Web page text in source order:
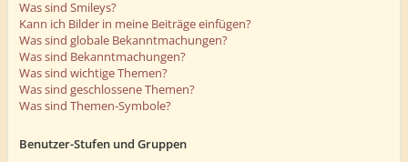
Was sind Smileys?
Kann ich Bilder in meine Beiträge einfügen?
Was sind globale Bekanntmachungen?
Was sind Bekanntmachungen?
Was sind wichtige Themen?
Was sind geschlossene Themen?
Was sind Themen-Symbole?
Benutzer-Stufen und Gruppen